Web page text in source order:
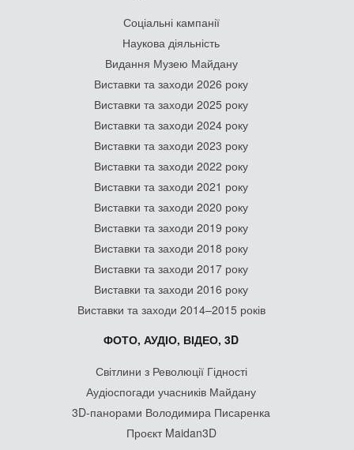
Соціальні кампанії
Наукова діяльність
Видання Музею Майдану
Виставки та заходи 2026 року
Виставки та заходи 2025 року
Виставки та заходи 2024 року
Виставки та заходи 2023 року
Виставки та заходи 2022 року
Виставки та заходи 2021 року
Виставки та заходи 2020 року
Виставки та заходи 2019 року
Виставки та заходи 2018 року
Виставки та заходи 2017 року
Виставки та заходи 2016 року
Виставки та заходи 2014–2015 років
ФОТО, АУДІО, ВІДЕО, 3D
Світлини з Революції Гідності
Аудіоспогади учасників Майдану
3D-панорами Володимира Писаренка
Проєкт Maidan3D